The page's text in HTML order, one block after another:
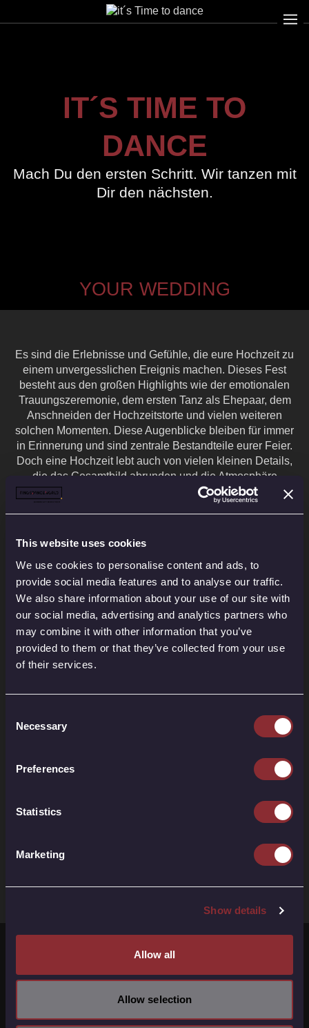
This website uses cookies
We use cookies to personalise content and ads, to
provide social media features and to analyse our traffic.
We also share information about your use of our site with
our social media, advertising and analytics partners who
may combine it with other information that you’ve
provided to them or that they’ve collected from your use
of their services.
Selection
Necessary
Preferences
Statistics
Marketing
Show details
Allow all
Allow selection
IT´S TIME TO
DANCE
Mach Du den ersten Schritt. Wir tanzen mit
Dir den nächsten.
YOUR WEDDING
Es sind die Erlebnisse und Gefühle, die eure Hochzeit zu
einem unvergesslichen Ereignis machen. Dieses Fest
besteht aus den großen Highlights wie der emotionalen
Trauungszeremonie, dem ersten Tanz als Ehepaar, dem
Anschneiden der Hochzeitstorte und vielen weiteren
solchen Momenten. Diese Augenblicke bleiben für immer
in Erinnerung und sind zentrale Bestandteile eurer Feier.
Doch eine Hochzeit lebt auch von vielen kleinen Details,
die das Gesamtbild abrunden und die Atmosphäre
besonders machen. Zum Beispiel kann die liebevolle
Dekoration, von Blumenarrangements über Tischkarten bis
verleihen und eine warme Stimmung schaffen. Die
als auch auf der Tanzfläche für die richtige Stimmung
sorgt, ist ebenfalls wichtig. Oft werden wir gefragt, welche
dieser Kleinigkeiten es gibt und wie man sie in die
Hochzeit einbindet. Es sind Überraschungen, unerwartete
Gesten und besondere Momente der Zweisamkeit, die
eure Hochzeit einzigartig machen.
Mit unserem Angebot "Your Wedding" geben wir euch
unvergessliches Erlebnis voller Freude und Emotionen
wird, das sowohl euch als auch eure Gäste begeistert.
Bad Neustadt
Tinos Dance World
97616 Bad Neustadt a.d. Saale